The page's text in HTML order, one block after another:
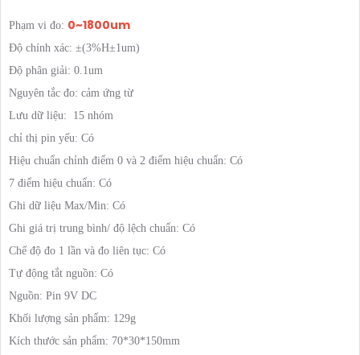
Phạm vi đo: 0~1800um
Độ chính xác: ±(3%H±1um)
Độ phân giải: 0.1um
Nguyên tắc đo: cảm ứng từ
Lưu dữ liệu: 15 nhóm
chỉ thị pin yếu: Có
Hiệu chuẩn chỉnh điểm 0 và 2 điểm hiệu chuẩn: Có
7 điểm hiệu chuẩn: Có
Ghi dữ liệu Max/Min: Có
Ghi giá trị trung bình/ độ lệch chuẩn: Có
Chế độ đo 1 lần và đo liên tục: Có
Tự động tắt nguồn: Có
Nguồn: Pin 9V DC
Khối lượng sản phẩm: 129g
Kích thước sản phẩm: 70*30*150mm